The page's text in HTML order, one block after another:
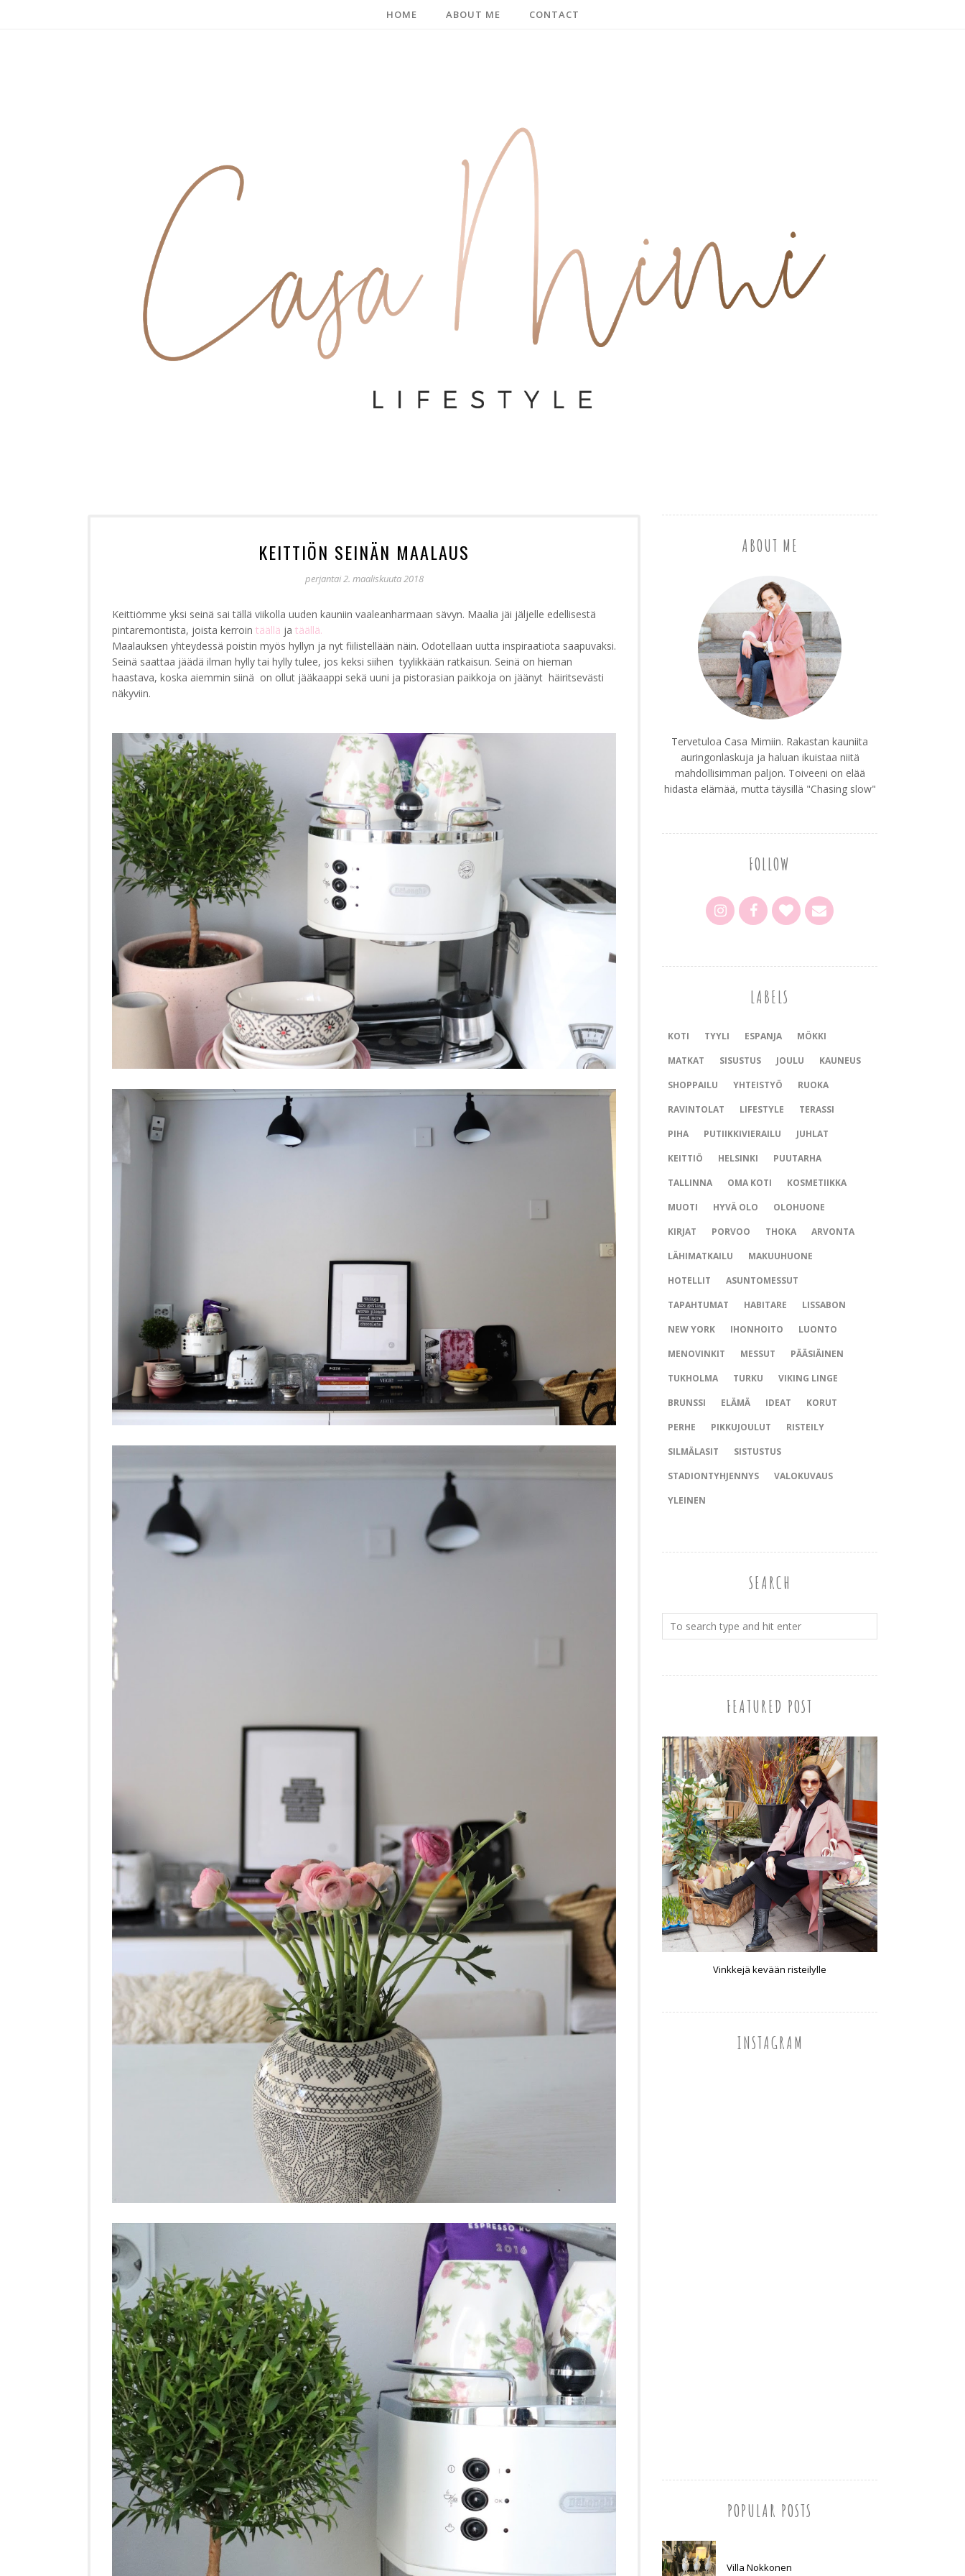
HOME ABOUT ME CONTACT
KEITTIÖN SEINÄN MAALAUS
perjantai 2. maaliskuuta 2018
Keittiömme yksi seinä sai tällä viikolla uuden kauniin vaaleanharmaan sävyn. Maalia jäi jäljelle edellisestä
pintaremontista, joista kerroin täällä ja täällä.
Maalauksen yhteydessä poistin myös hyllyn ja nyt fiilistellään näin. Odotellaan uutta inspiraatiota saapuvaksi.
Seinä saattaa jäädä ilman hylly tai hylly tulee, jos keksi siihen tyylikkään ratkaisun. Seinä on hieman
haastava, koska aiemmin siinä on ollut jääkaappi sekä uuni ja pistorasian paikkoja on jäänyt häiritsevästi
näkyviin.
ABOUT ME
Tervetuloa Casa Mimiin. Rakastan kauniita
auringonlaskuja ja haluan ikuistaa niitä
mahdollisimman paljon. Toiveeni on elää
hidasta elämää, mutta täysillä "Chasing slow"
FOLLOW
LABELS
KOTI TYYLI ESPANJA
MÖKKI
MATKAT
SISUSTUS JOULU
KAUNEUS
SHOPPAILU
YHTEISTYÖ
RUOKA
RAVINTOLAT
LIFESTYLE
TERASSI
PIHA
PUTIIKKIVIERAILU
JUHLAT
KEITTIÖ
HELSINKI
PUUTARHA
TALLINNA
OMA KOTI
KOSMETIIKKA
MUOTI
HYVÄ OLO
OLOHUONE
KIRJAT
PORVOO THOKA
ARVONTA
LÄHIMATKAILU
MAKUUHUONE
HOTELLIT
ASUNTOMESSUT
TAPAHTUMAT
HABITARE
LISSABON
NEW YORK
IHONHOITO
LUONTO
MENOVINKIT
MESSUT
PÄÄSIÄINEN
TUKHOLMA
TURKU
VIKING LINGE
BRUNSSI
ELÄMÄ IDEAT
KORUT
PERHE
PIKKUJOULUT
RISTEILY
SILMÄLASIT
SISTUSTUS
STADIONTYHJENNYS
VALOKUVAUS
YLEINEN
SEARCH
FEATURED POST
Vinkkejä kevään risteilylle
INSTAGRAM
POPULAR POSTS
Villa Nokkonen